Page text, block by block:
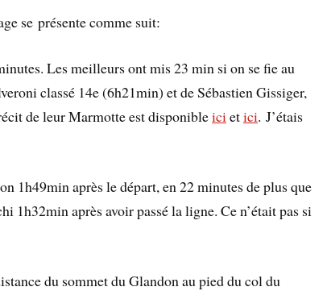
se présente comme suit:
Les meilleurs ont mis 23 min si on se fie au
classé 14e (6h21min) et de Sébastien Gissiger,
de leur Marmotte est disponibleicietici. J’étais
1h49min après le départ, en 22 minutes de plus que
1h32min après avoir passé la ligne. Ce n’était pas si
du sommet du Glandon au pied du col du